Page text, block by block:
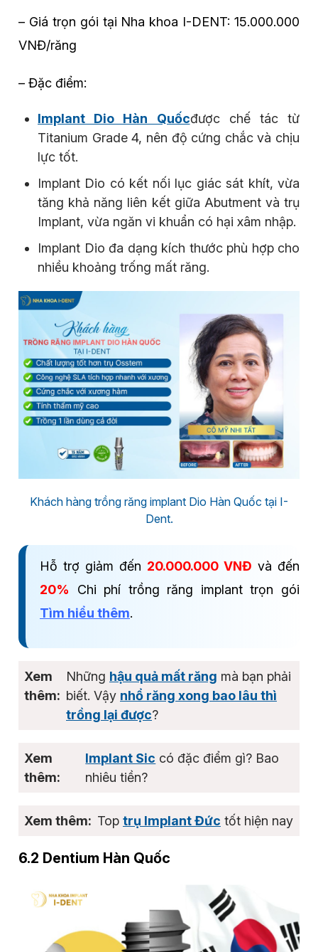
– Giá trọn gói tại Nha khoa I-DENT: 15.000.000
VNĐ/răng
– Đặc điểm:
Implant Dio Hàn Quốcđược chế tác từ
Titanium Grade 4, nên độ cứng chắc và chịu
lực tốt.
Implant Dio có kết nối lục giác sát khít, vừa
tăng khả năng liên kết giữa Abutment và trụ
Implant, vừa ngăn vi khuẩn có hại xâm nhập.
Implant Dio đa dạng kích thước phù hợp cho
nhiều khoảng trống mất răng.
Khách hàng trồng răng implant Dio Hàn Quốc tại I-
Dent.
Hỗ trợ giảm đến 20.000.000 VNĐ và đến
20% Chi phí trồng răng implant trọn gói
Tìm hiểu thêm.
Những hậu quả mất răng mà bạn phải
biết. Vậy nhổ răng xong bao lâu thì
trồng lại được?
Implant Sic có đặc điểm gì? Bao
nhiêu tiền?
Top trụ Implant Đức tốt hiện nay
6.2 Dentium Hàn Quốc